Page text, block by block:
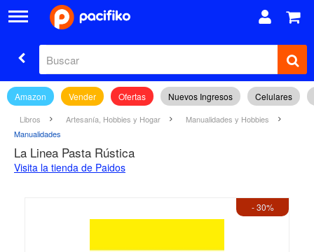
Amazon Vender Ofertas Nuevos Ingresos Celulares
Libros Artesanía, Hobbies y Hogar
Manualidades y Hobbies
Manualidades
La Linea Pasta Rústica
Visita la tienda de Paidos
- 30%